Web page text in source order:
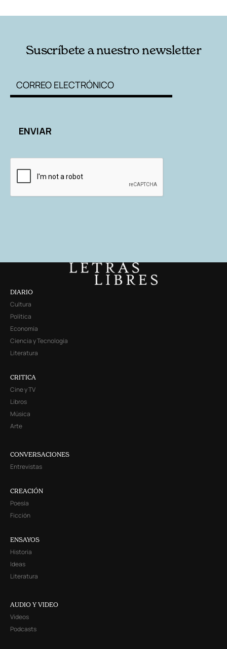
Suscríbete a nuestro newsletter
DIARIO
Cultura
Política
Economía
Ciencia y Tecnología
Literatura
CRITICA
Cine y TV
Libros
Música
Arte
CONVERSACIONES
Entrevistas
CREACIÓN
Poesía
Ficción
ENSAYOS
Historia
Ideas
Literatura
AUDIO Y VIDEO
Videos
Podcasts